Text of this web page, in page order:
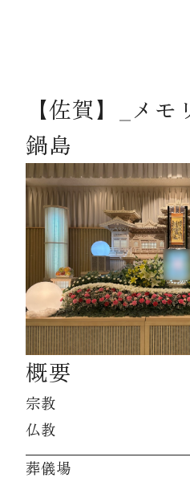
メモリードのお
葬儀の流れ
事例
施設案内
お知らせ
資料請求
お見積もり
【佐賀】_メ
鍋島
概要
宗教
仏教
葬儀場